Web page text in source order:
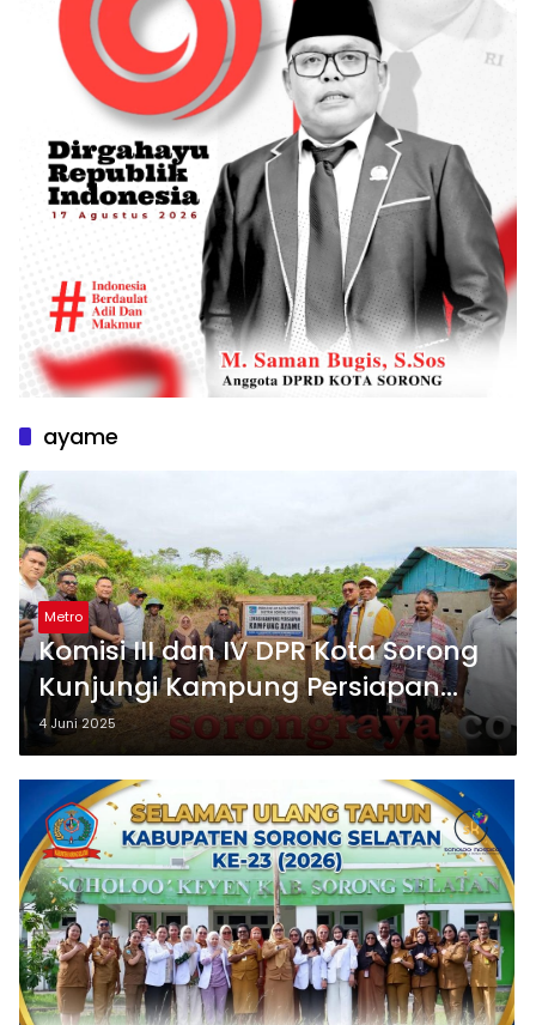
ayame
Metro
Komisi III dan IV DPR Kota Sorong
Kunjungi Kampung Persiapan
AYAME
4 Juni 2025